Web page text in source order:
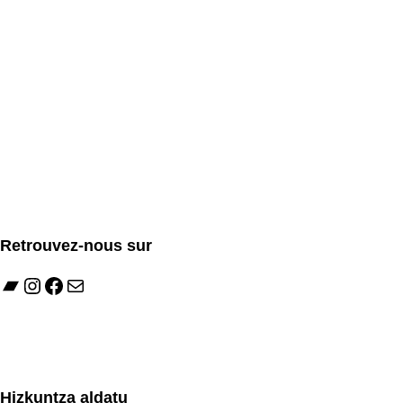
Retrouvez-nous sur
Bandcamp
Instagram
Facebook
E-mail
Hizkuntza aldatu